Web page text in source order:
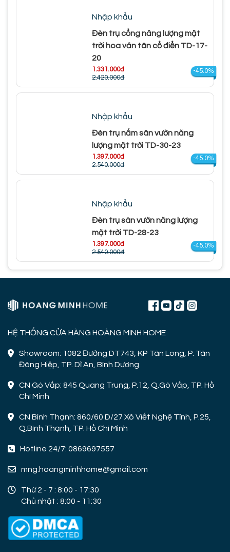
Nhập khẩu
Đèn trụ cổng năng lượng mặt
trời hoa văn tân cổ điển TD-17-
20
1.331.000đ
2.420.000đ
-45.0%
Nhập khẩu
Đèn trụ nấm sân vườn năng
lượng mặt trời TD-30-23
1.397.000đ
2.540.000đ
-45.0%
Nhập khẩu
Đèn trụ sân vườn năng lượng
mặt trời TD-28-23
1.397.000đ
2.540.000đ
-45.0%
HỆ THỐNG CỬA HÀNG HOÀNG MINH HOME
Showroom: 1082 Đường DT743, KP Tân Long, P. Tân
Đông Hiệp, TP. Dĩ An, Bình Dương
CN Gò Vấp: 845 Quang Trung, P.12, Q.Gò Vấp, TP. Hồ
Chí Minh
CN Bình Thạnh: 860/60 D/27 Xô Viết Nghệ Tĩnh, P.25,
Q.Bình Thạnh, TP. Hồ Chí Minh
Hotline 24/7: 0869697557
mng.hoangminhhome@gmail.com
Thứ 2 - 7 : 8:00 - 17:30
Chủ nhật : 8:00 - 11:30